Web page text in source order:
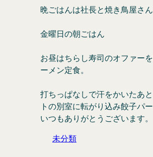
晩ごはんは社長と焼き鳥屋さん
金曜日の朝ごはん
お昼はちらし寿司のオファー
ーメン定食。
打ちっぱなしで汗をかいたあ
トの別室に転がり込み餃子パー
いつもありがとうございます。
未分類